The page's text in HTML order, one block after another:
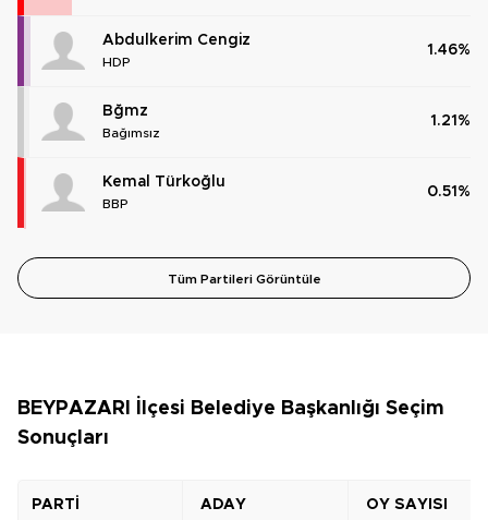
Abdulkerim Cengiz
HDP
1.46%
Bğmz
Bağımsız
1.21%
Kemal Türkoğlu
BBP
0.51%
Tüm Partileri Görüntüle
BEYPAZARI İlçesi Belediye Başkanlığı Seçim
Sonuçları
PARTİ ADAY OY SAYISI